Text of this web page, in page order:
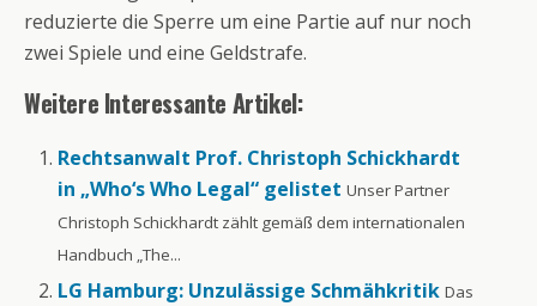
reduzierte die Sperre um eine Partie auf nur noch
zwei Spiele und eine Geldstrafe.
Weitere Interessante Artikel:
Rechtsanwalt Prof. Christoph Schickhardt
in „Who‘s Who Legal“ gelistet Unser Partner
Christoph Schickhardt zählt gemäß dem internationalen
Handbuch „The...
LG Hamburg: Unzulässige Schmähkritik Das